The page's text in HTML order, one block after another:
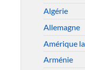
Algérie
Allemagne
Amérique
Arménie